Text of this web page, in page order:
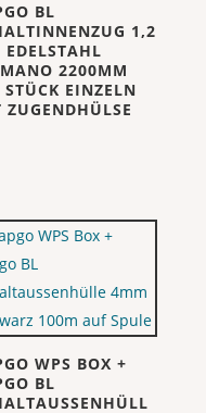
BL
1,2
EDELSTAHL
2200MM
STÜCK EINZELN
ZUGENDHÜLSE
WPS BOX +
BL